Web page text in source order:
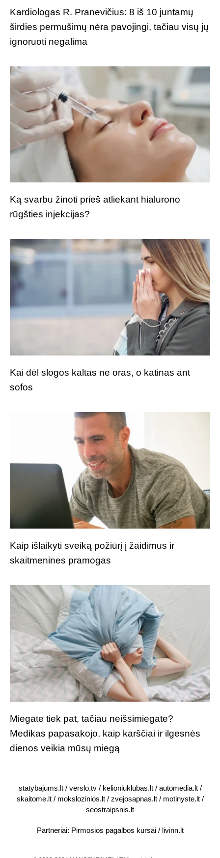
Kardiologas R. Pranevičius: 8 iš 10 juntamų
širdies permušimų nėra pavojingi, tačiau visų jų
ignoruoti negalima
Ką svarbu žinoti prieš atliekant hialurono
rūgšties injekcijas?
Kai dėl slogos kaltas ne oras, o katinas ant
sofos
Kaip išlaikyti sveiką požiūrį į žaidimus ir
skaitmenines pramogas
Miegate tiek pat, tačiau neišsimiegate?
Medikas papasakojo, kaip karščiai ir ilgesnės
dienos veikia mūsų miegą
statybajums.lt/ verslo.tv/ kelioniuklubas.lt/ automedia.lt/
skaitome.lt/ mokslozinios.lt/ zvejosapnas.lt/ motinyste.lt/
seostraipsnis.lt
Partneriai: Pirmosios pagalbos kursai/ livinn.lt